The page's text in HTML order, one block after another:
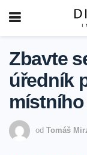
Zbavte
úředník
od Tomáš